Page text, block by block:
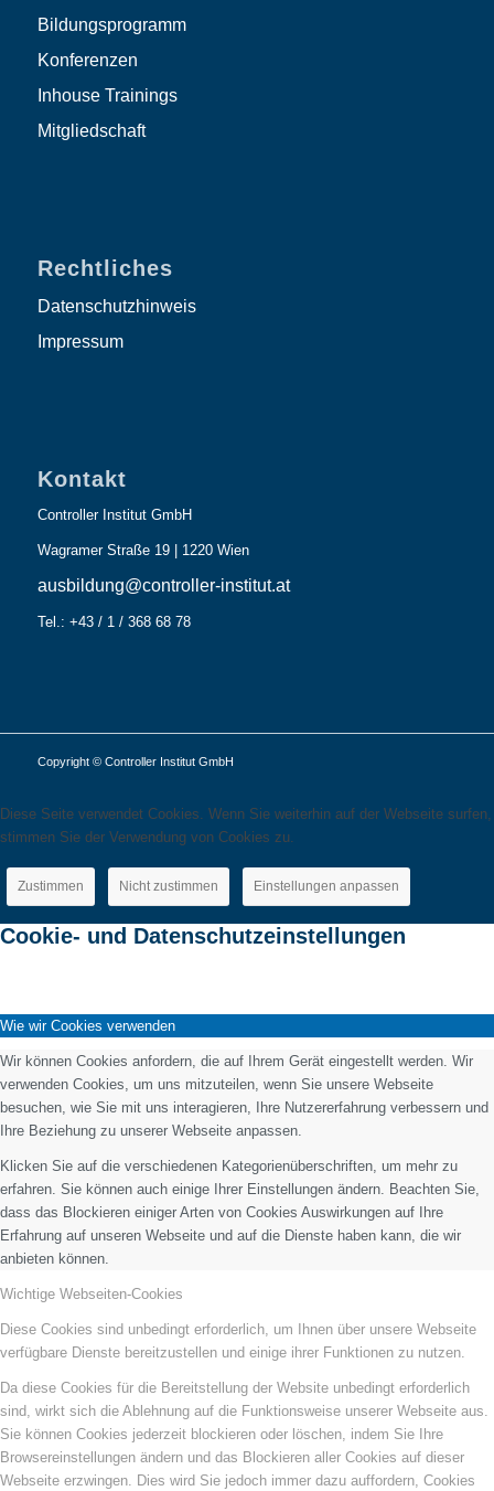
Bildungsprogramm
Konferenzen
Inhouse Trainings
Mitgliedschaft
Rechtliches
Datenschutzhinweis
Impressum
Kontakt
Controller Institut GmbH
Wagramer Straße 19 | 1220 Wien
ausbildung@controller-institut.at
Tel.: +43 / 1 / 368 68 78
Copyright © Controller Institut GmbH
Diese Seite verwendet Cookies. Wenn Sie weiterhin auf der Webseite surfen,
stimmen Sie der Verwendung von Cookies zu.
Zustimmen Nicht zustimmen Einstellungen anpassen
Cookie- und Datenschutzeinstellungen
Wie wir Cookies verwenden
Wir können Cookies anfordern, die auf Ihrem Gerät eingestellt werden. Wir
verwenden Cookies, um uns mitzuteilen, wenn Sie unsere Webseite
besuchen, wie Sie mit uns interagieren, Ihre Nutzererfahrung verbessern und
Ihre Beziehung zu unserer Webseite anpassen.
Klicken Sie auf die verschiedenen Kategorienüberschriften, um mehr zu
erfahren. Sie können auch einige Ihrer Einstellungen ändern. Beachten Sie,
dass das Blockieren einiger Arten von Cookies Auswirkungen auf Ihre
Erfahrung auf unseren Webseite und auf die Dienste haben kann, die wir
anbieten können.
Wichtige Webseiten-Cookies
Diese Cookies sind unbedingt erforderlich, um Ihnen über unsere Webseite
verfügbare Dienste bereitzustellen und einige ihrer Funktionen zu nutzen.
Da diese Cookies für die Bereitstellung der Website unbedingt erforderlich
sind, wirkt sich die Ablehnung auf die Funktionsweise unserer Webseite aus.
Sie können Cookies jederzeit blockieren oder löschen, indem Sie Ihre
Browsereinstellungen ändern und das Blockieren aller Cookies auf dieser
Webseite erzwingen. Dies wird Sie jedoch immer dazu auffordern, Cookies